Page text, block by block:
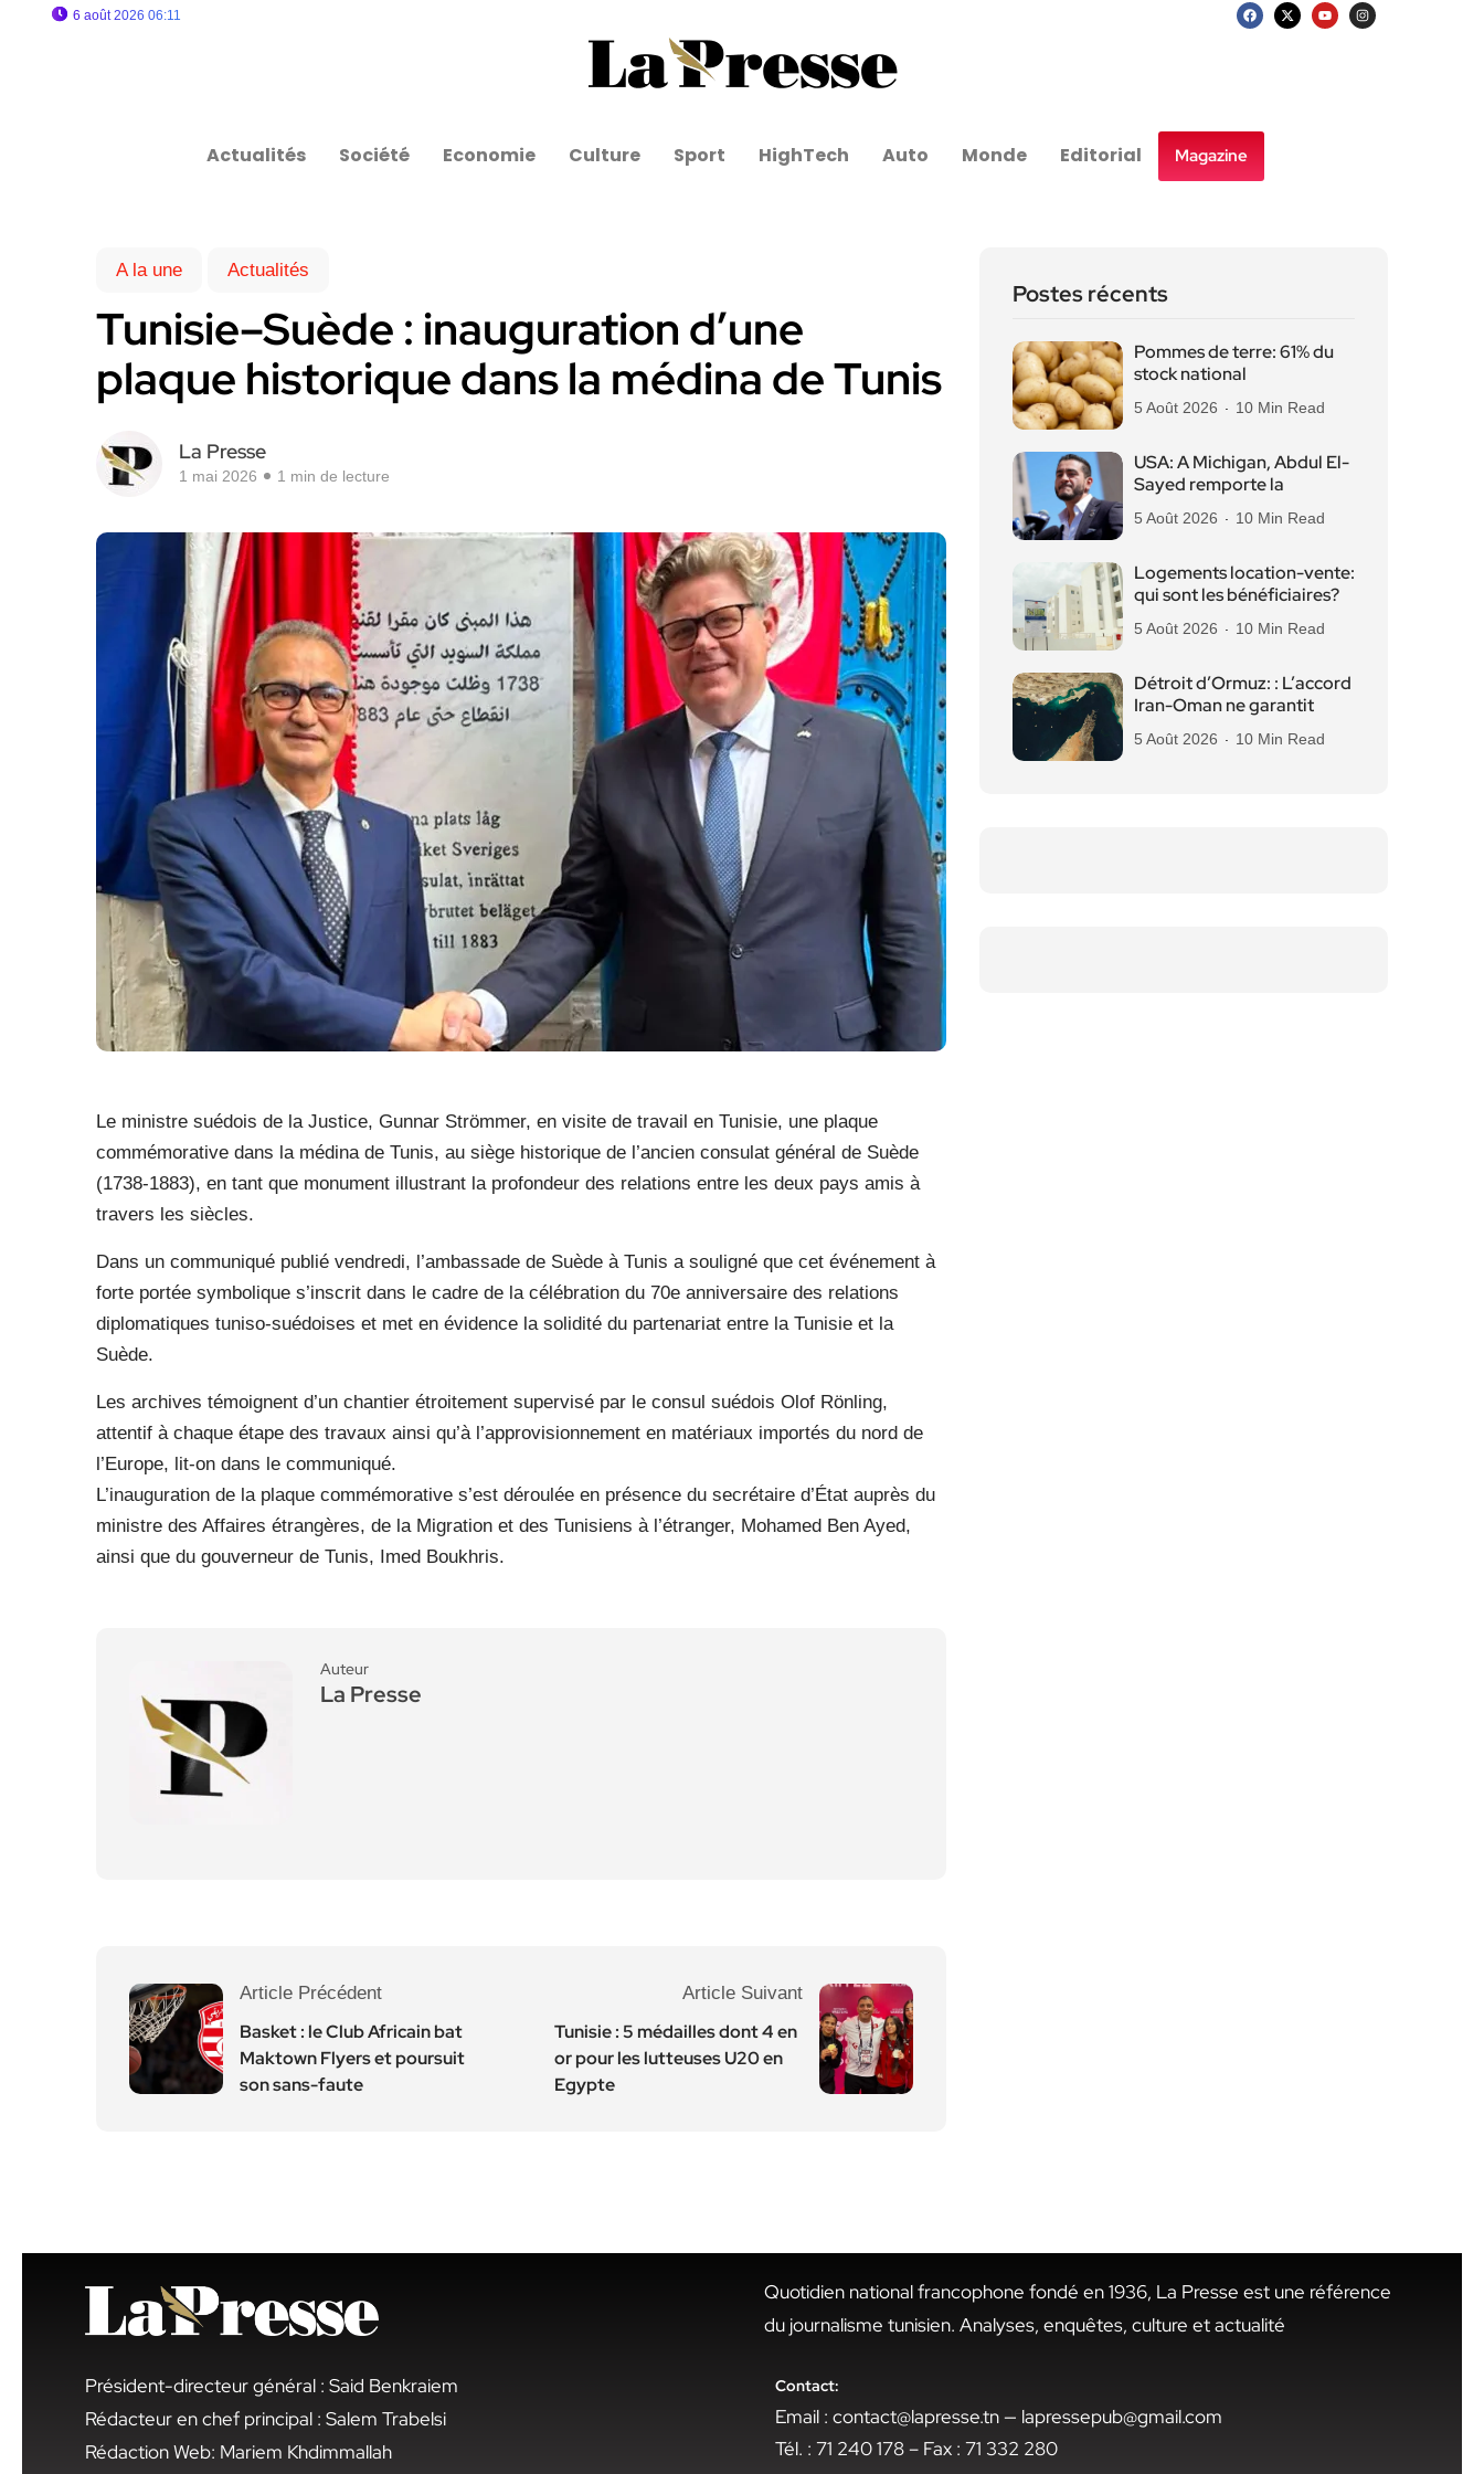
6 août 2026 06:11
Actualités Société Economie Culture Sport HighTech Auto Monde Editorial Magazine
A la une Actualités
Tunisie–Suède : inauguration d’une
plaque historique dans la médina de Tunis
La Presse
1 mai 2026 1 min de lecture
Le ministre suédois de la Justice, Gunnar Strömmer, en visite de travail en Tunisie, une plaque
commémorative dans la médina de Tunis, au siège historique de l’ancien consulat général de Suède
(1738-1883), en tant que monument illustrant la profondeur des relations entre les deux pays amis à
travers les siècles.
Dans un communiqué publié vendredi, l’ambassade de Suède à Tunis a souligné que cet événement à
forte portée symbolique s’inscrit dans le cadre de la célébration du 70e anniversaire des relations
diplomatiques tuniso-suédoises et met en évidence la solidité du partenariat entre la Tunisie et la
Suède.
Les archives témoignent d’un chantier étroitement supervisé par le consul suédois Olof Rönling,
attentif à chaque étape des travaux ainsi qu’à l’approvisionnement en matériaux importés du nord de
l’Europe, lit-on dans le communiqué.
L’inauguration de la plaque commémorative s’est déroulée en présence du secrétaire d’État auprès du
ministre des Affaires étrangères, de la Migration et des Tunisiens à l’étranger, Mohamed Ben Ayed,
ainsi que du gouverneur de Tunis, Imed Boukhris.
Auteur
La Presse
Article Précédent
Basket : le Club Africain bat
Maktown Flyers et poursuit
son sans-faute
Article Suivant
Tunisie : 5 médailles dont 4 en
or pour les lutteuses U20 en
Egypte
Postes récents
Pommes de terre: 61% du
stock national
5 Août 2026 10 Min Read
USA: A Michigan, Abdul El-
Sayed remporte la
5 Août 2026 10 Min Read
Logements location-vente:
qui sont les bénéficiaires?
5 Août 2026 10 Min Read
Détroit d’Ormuz: : L’accord
Iran-Oman ne garantit
5 Août 2026 10 Min Read
Président-directeur général : Said Benkraiem
Rédacteur en chef principal : Salem Trabelsi
Rédaction Web: Mariem Khdimmallah
Quotidien national francophone fondé en 1936, La Presse est une référence
du journalisme tunisien. Analyses, enquêtes, culture et actualité
Contact:
Email : contact@lapresse.tn — lapressepub@gmail.com
Tél. : 71 240 178 – Fax : 71 332 280